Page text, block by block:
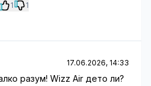
1 1
17.06.2026, 14:33
разум! Wizz Air дето ли?